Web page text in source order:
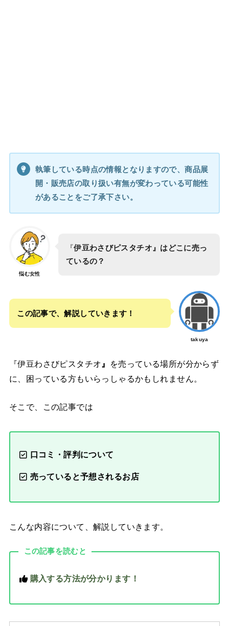
執筆している時点の情報となりますので、商品展
開・販売店の取り扱い有無が変わっている可能性
があることをご了承下さい。
悩む女性
『伊豆わさびピスタチオ』はどこに売っ
ているの？
takuya
この記事で、解説していきます！
『伊豆わさびピスタチオ 』
を売っている場所が分からず
に、困っている方もいらっしゃるかもしれません。
そこで、この記事では
口コミ・評判について
売っていると予想されるお店
こんな内容について、解説していきます。
この記事を読むと
購入する方法が分かります！